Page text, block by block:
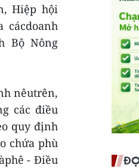
Hiệp hội
cácdoanh
Bộ Nông
nêutrên,
các điều
quy định
chứa phù
- Điều